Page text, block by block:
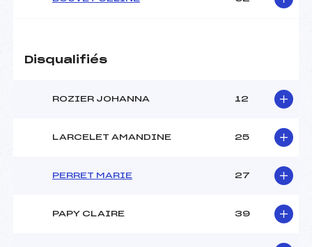
Disqualifiés
ROZIER JOHANNA 12
LARCELET AMANDINE 25
PERRET MARIE 27
PAPY CLAIRE 39